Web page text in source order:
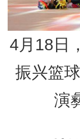
4月18日
振兴篮
演